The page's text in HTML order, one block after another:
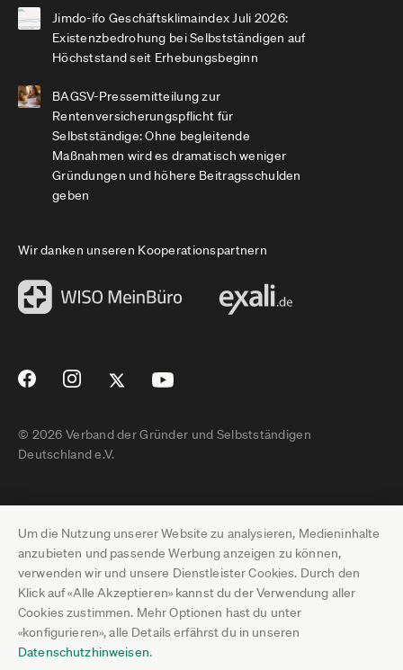
Um die Nutzung unserer Website zu analysieren, Medieninhalte
anzubieten und passende Werbung anzeigen zu können,
verwenden wir und unsere Dienstleister Cookies. Durch den
Klick auf «Alle Akzeptieren» kannst du der Verwendung aller
Cookies zustimmen. Mehr Optionen hast du unter
«konfigurieren», alle Details erfährst du in unseren
Datenschutzhinweisen.
Jimdo-ifo Geschäftsklimaindex Juli 2026:
Existenzbedrohung bei Selbstständigen auf
Höchststand seit Erhebungsbeginn
BAGSV-Pressemitteilung zur
Rentenversicherungspflicht für
Selbstständige: Ohne begleitende
Maßnahmen wird es dramatisch weniger
Gründungen und höhere Beitragsschulden
geben
Wir danken unseren Kooperationspartnern
© 2026 Verband der Gründer und Selbstständigen
Deutschland e.V.
Impressum
Datenschutz
Pressebereich
Jobs